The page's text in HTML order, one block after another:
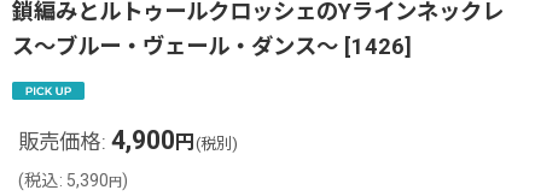
鎖編みとルトゥールクロッシェのYラインネックレ
ス〜ブルー・ヴェール・ダンス〜 [1426]
販売価格: 4,900 円 (税別)
(税込: 5,390 円 )